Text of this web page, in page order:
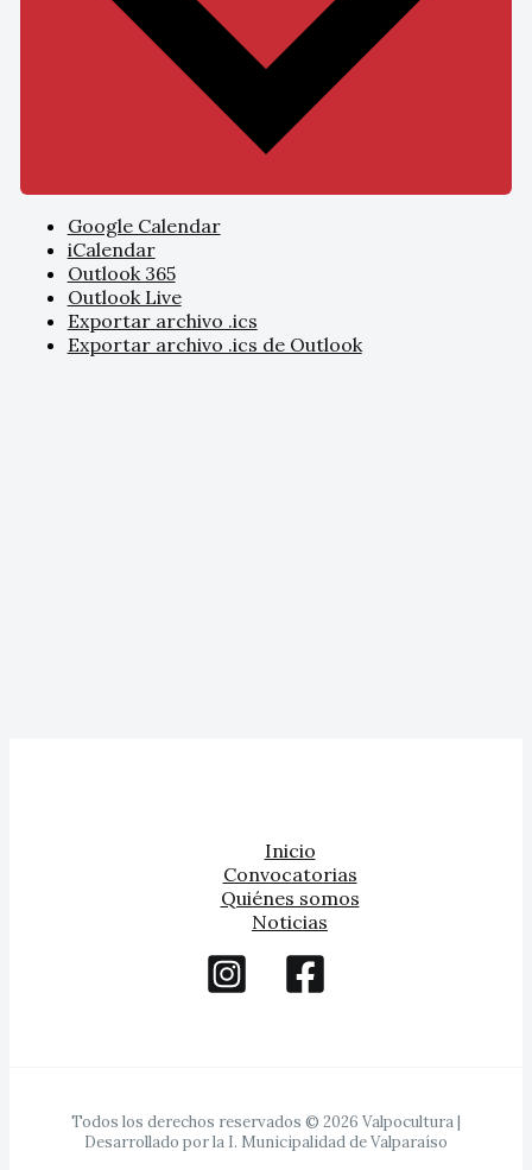
Google Calendar
iCalendar
Outlook 365
Outlook Live
Exportar archivo .ics
Exportar archivo .ics de Outlook
Inicio
Convocatorias
Quiénes somos
Noticias
Todos los derechos reservados © 2026 Valpocultura |
Desarrollado por la I. Municipalidad de Valparaíso